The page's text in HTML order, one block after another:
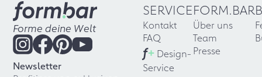
Forme deine Welt
Newsletter
SERVICE
Kontakt
FAQ
f+ Design-
Service
FORM.BAR
Über uns
Team
Presse